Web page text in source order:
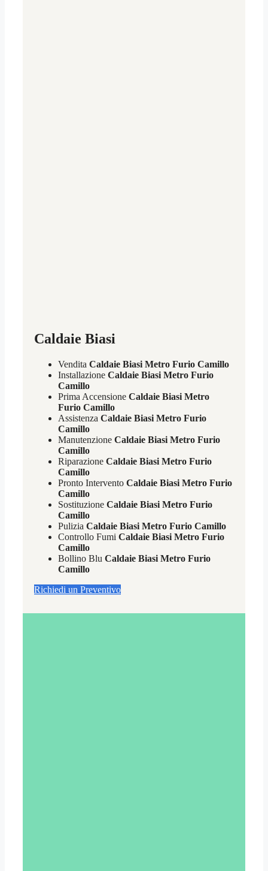
Caldaie Biasi
Vendita Caldaie Biasi Metro Furio Camillo
Installazione Caldaie Biasi Metro Furio
Camillo
Prima Accensione Caldaie Biasi Metro
Furio Camillo
Assistenza Caldaie Biasi Metro Furio
Camillo
Manutenzione Caldaie Biasi Metro Furio
Camillo
Riparazione Caldaie Biasi Metro Furio
Camillo
Pronto Intervento Caldaie Biasi Metro Furio
Camillo
Sostituzione Caldaie Biasi Metro Furio
Camillo
Pulizia Caldaie Biasi Metro Furio Camillo
Controllo Fumi Caldaie Biasi Metro Furio
Camillo
Bollino Blu Caldaie Biasi Metro Furio
Camillo
Richiedi un Preventivo